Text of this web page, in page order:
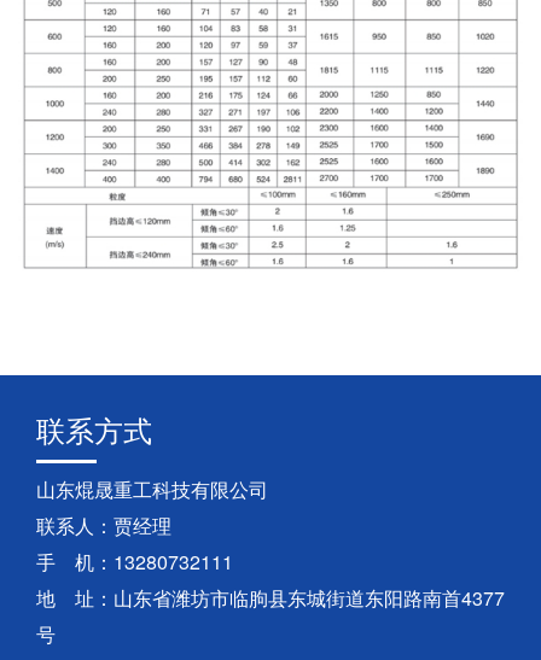
联系方式
山东焜晟重工科技有限公司
联系人：贾经理
手 机：13280732111
地 址：山东省潍坊市临朐县东城街道东阳路南首4377
号